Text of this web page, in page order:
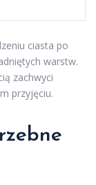
ciasta po
warstw.
zachwyci
przyjęciu.